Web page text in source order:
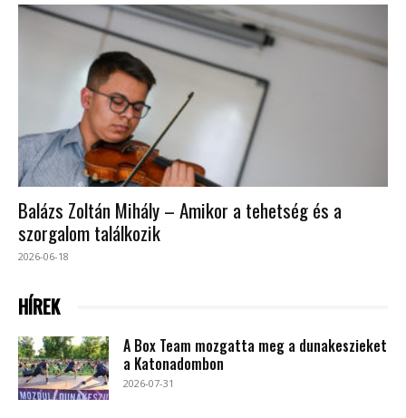
Balázs Zoltán Mihály – Amikor a tehetség és a
szorgalom találkozik
2026-06-18
HÍREK
A Box Team mozgatta meg a dunakeszieket
a Katonadombon
2026-07-31